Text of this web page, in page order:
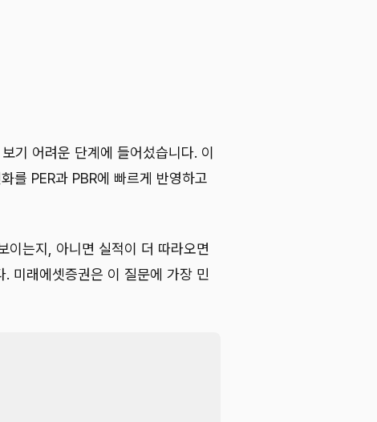
기 어려운 단계에 들어섰습니다. 이
를 PER과 PBR에 빠르게 반영하고
이는지, 아니면 실적이 더 따라오면
미래에셋증권은 이 질문에 가장 민